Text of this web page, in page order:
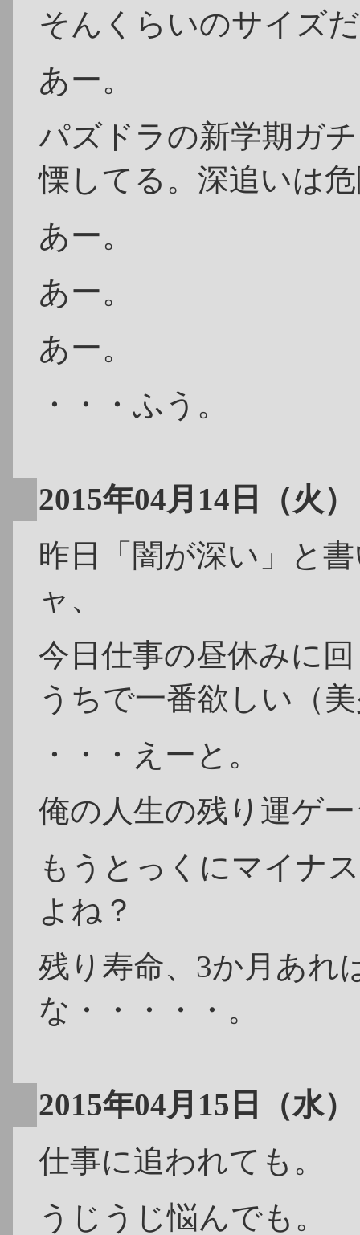
そんくらいのサイズ
あー。
パズドラの新学期ガ
慄してる。深追いは
あー。
あー。
あー。
・・・ふう。
2015年04月14日（火）
昨日「闇が深い」と
ャ、
今日仕事の昼休みに
うちで一番欲しい（
・・・えーと。
俺の人生の残り運ゲ
もうとっくにマイナ
よね？
残り寿命、3か月あれ
な・・・・・。
2015年04月15日（水）
仕事に追われても。
うじうじ悩んでも。